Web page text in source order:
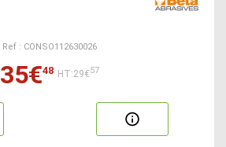
Ref : CONSO112630026
35€48 HT:29€57